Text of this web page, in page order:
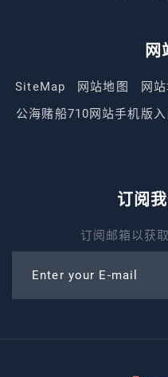
网
SiteMap 网站地图 网
公海赌船710网站手机版入
订阅
订阅邮箱以获
Enter your E-mail